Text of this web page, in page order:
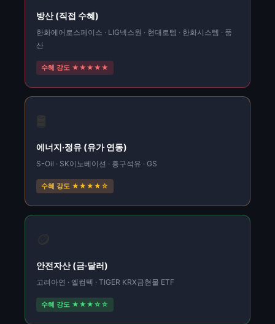
방산 (직접 수혜)
한화에어로스페이스 · LIG넥스원 · 현대로템 · 한화시스템 · 풍
산
수혜 강도 ★★★★★
에너지·정유 (유가 연동)
S-Oil · SK이노베이션 · 흥구석유 · GS
수혜 강도 ★★★★☆
🪙
안전자산 (금·달러)
고려아연 · 엘컴텍 · TIGER KRX금현물 ETF
수혜 강도 ★★★☆☆